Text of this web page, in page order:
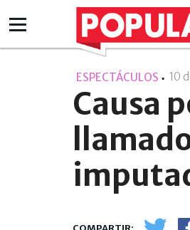
ESPECTÁCULOS 10
Causa